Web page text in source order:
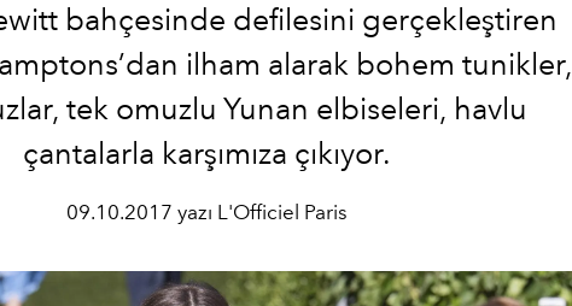
bahçesinde defilesini gerçekleştiren
ilham alarak bohem tunikler,
tek omuzlu Yunan elbiseleri, havlu
çantalarla karşımıza çıkıyor.
09.10.2017 yazı L'Officiel Paris